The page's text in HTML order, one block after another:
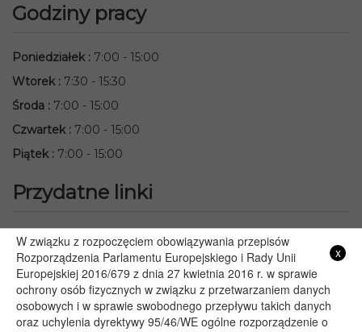
Godziny pracy
Poniedziałek : 7:00 - 15:00
Wtorek : 7:30 - 15:30
Środa : 7:00 - 15:00
Czwartek : 7:00 - 15:00
Piątek : 7:00 - 15:00
Przydatne linki
Starostwo Powiatowe we Włodawie
Lubelski Urząd Wojewódzki w Lublinie
Urząd Marszałkowski Województwa Lubelskiego w Lublinie
Serwis Rzeczypospolitej Polskiej
PGE – Planowane wyłączenia prądu
x
W związku z rozpoczęciem obowiązywania przepisów
Rozporządzenia Parlamentu Europejskiego i Rady Unii
Europejskiej 2016/679 z dnia 27 kwietnia 2016 r. w sprawie
ochrony osób fizycznych w związku z przetwarzaniem danych
osobowych i w sprawie swobodnego przepływu takich danych
oraz uchylenia dyrektywy 95/46/WE ogólne rozporządzenie o